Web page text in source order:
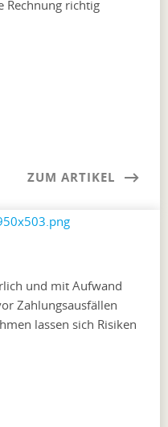
Rechnung richtig
ZUM ARTIKEL
und mit Aufwand
Zahlungsausfällen
lassen sich Risiken